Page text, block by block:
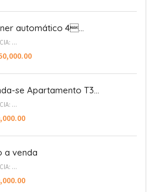
automático 4...
...
se Apartamento T3...
...
a venda
...